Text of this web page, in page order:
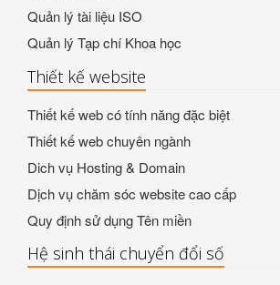
Quản lý tài liệu ISO
Quản lý Tạp chí Khoa học
Thiết kế website
Thiết kế web có tính năng đặc biệt
Thiết kế web chuyên ngành
Dich vụ Hosting & Domain
Dịch vụ chăm sóc website cao cấp
Quy định sử dụng Tên miền
Hệ sinh thái chuyển đổi số